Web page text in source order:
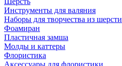
Инструменты для валяния
Наборы для творчества из шерсти
Фоамиран
Пластичная замша
Молды и каттеры
Флористика
Аксессуары для флористики